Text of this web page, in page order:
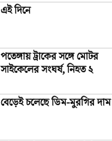
এই দিনে
পতেঙ্গায় ট্রাকের সঙ্গে মোটর
সাইকেলের সংঘর্ষ, নিহত ২
বেড়েই চলেছে ডিম-মুরগির দাম